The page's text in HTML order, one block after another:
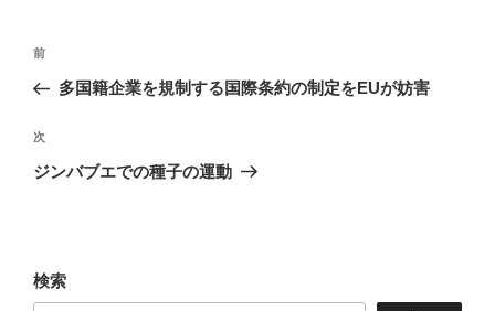
投
稿
ビ
ゲ
ョ
前
の
稿
前
多国籍企業を規制する国際条約の制定をEUが妨害
次
の
次
ジンバブエでの種子の運動
検索